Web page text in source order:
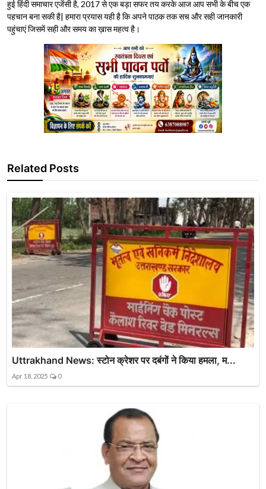
हुई हिंदी समाचार एजेंसी है, 2017 से एक बड़ा सफर तय करके आज आप सभी के बीच एक
पहचान बना सकी है| हमारा प्रयास यही है कि अपने पाठक तक सच और सही जानकारी
पहुंचाएं जिसमें सही और समय का ख़ास महत्व है।
Related Posts
Uttrakhand News: स्टोन क्रेशर पर दबंगों ने किया हमला, म...
Apr 18, 2025 0